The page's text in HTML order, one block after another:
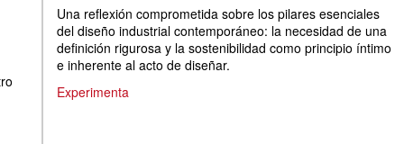
Una reflexión comprometida sobre los pilares esenciales
del diseño industrial contemporáneo: la necesidad de una
definición rigurosa y la sostenibilidad como principio íntimo
e inherente al acto de diseñar.
Experimenta